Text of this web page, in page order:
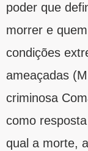
poder que
morrer e
condições
ameaçadas
criminosa
como
qual a morte,